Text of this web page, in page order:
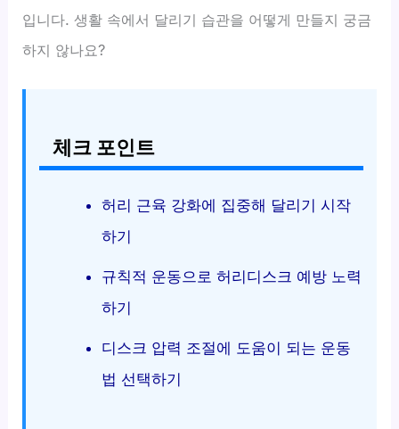
입니다. 생활 속에서 달리기 습관을 어떻게 만들지 궁금
하지 않나요?
체크 포인트
허리 근육 강화에 집중해 달리기 시작
하기
규칙적 운동으로 허리디스크 예방 노력
하기
디스크 압력 조절에 도움이 되는 운동
법 선택하기